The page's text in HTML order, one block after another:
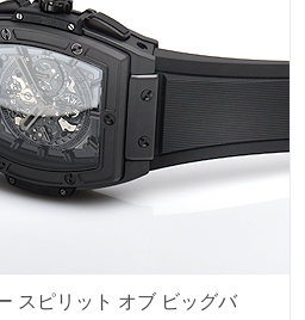
スピリット オブ ビッグバ